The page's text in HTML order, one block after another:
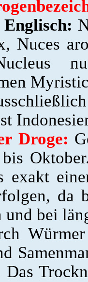
Englisch:
Nuces
Droge:
exakt
da
bei
Das